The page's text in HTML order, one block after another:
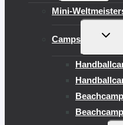
Mini-
Camps